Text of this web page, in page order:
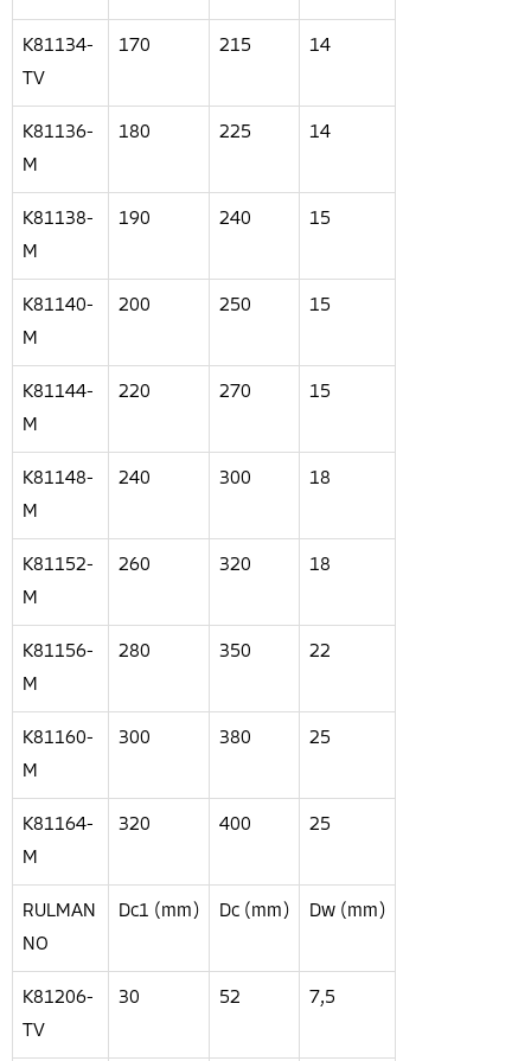
K81134-
TV
170 215 14
K81136-
M
180 225 14
K81138-
M
190 240 15
K81140-
M
200 250 15
K81144-
M
220 270 15
K81148-
M
240 300 18
K81152-
M
260 320 18
K81156-
M
280 350 22
K81160-
M
300 380 25
K81164-
M
320 400 25
RULMAN
NO
Dc1 (mm) Dc (mm) Dw (mm)
K81206-
TV
30 52 7,5